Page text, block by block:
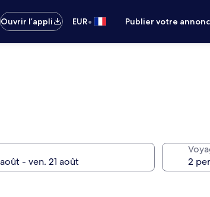
Ouvrir l’appli EUR• Publier votre